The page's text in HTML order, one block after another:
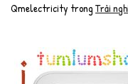
Qmelectricity trongTrải